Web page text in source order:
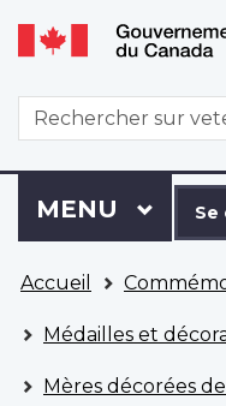
WxT
Search
form
connecter
à
Dossier
ACC
Se
Menu
MENU
êtes
ici
Accueil
Médailles et
Mères décorées